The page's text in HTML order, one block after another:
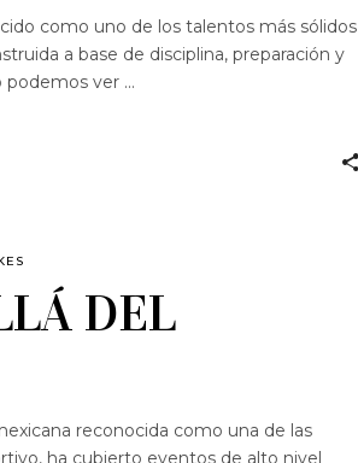
como uno de los talentos más sólidos
a base de disciplina, preparación y
podemos ver
DEL
reconocida como una de las
ha cubierto eventos de alto nivel